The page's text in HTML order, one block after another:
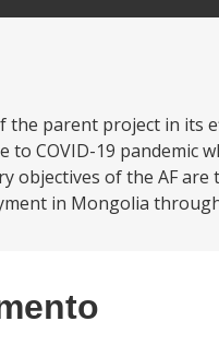
the parent project in
COVID-19 pandemic
of the AF are
in Mongolia